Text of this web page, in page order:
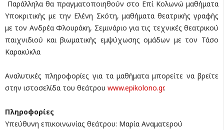
Παράλληλα θα πραγματοποιηθούν στο Επί Κολωνώ μαθήματα
Υποκριτικής με την Ελένη Σκότη, μαθήματα θεατρικής γραφής
με τον Ανδρέα Φλουράκη, Σεμινάριο για τις τεχνικές θεατρικού
παιχνιδιού και βιωματικής εμψύχωσης ομάδων με τον Τάσο
Καρακύκλα
Αναλυτικές πληροφορίες για τα μαθήματα μπορείτε να βρείτε
στην ιστοσελίδα του θεάτρου www.epikolono.gr.
Πληροφορίες
Υπεύθυνη επικοινωνίας θεάτρου: Μαρία Αναματερού